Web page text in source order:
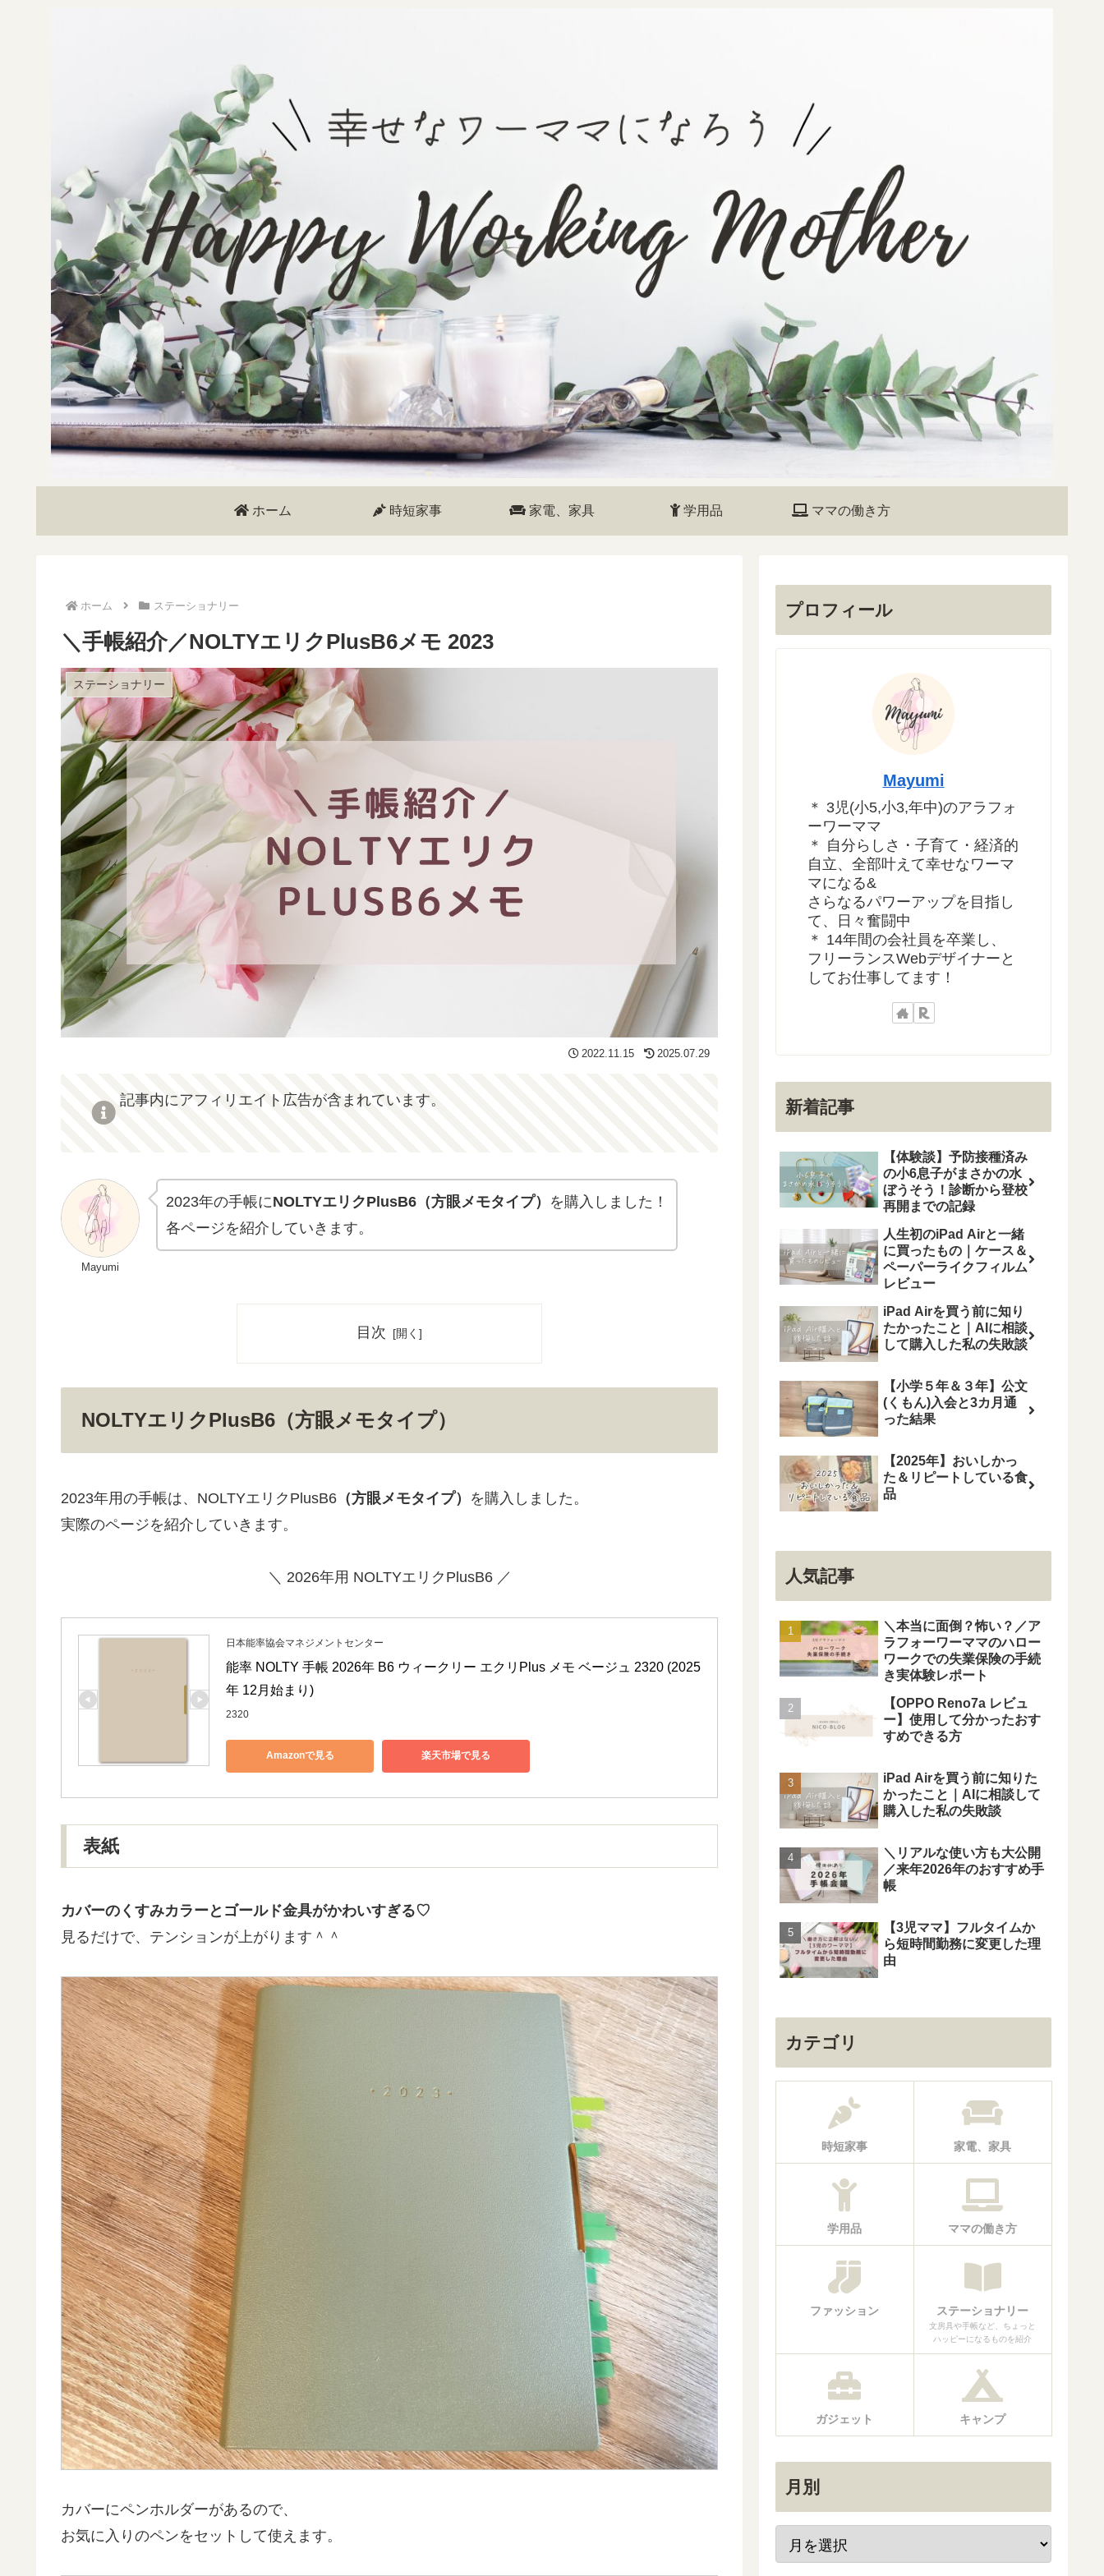
ホーム 時短家事 家電、家具 学用品 ママの働き方
ホーム ステーショナリー
＼手帳紹介／NOLTYエリクPlusB6メモ 2023
ステーショナリー
2022.11.15 2025.07.29
記事内にアフィリエイト広告が含まれています。
Mayumi
2023年の手帳にNOLTYエリクPlusB6（方眼メモタイプ） を購入しました！
各ページを紹介していきます。
目次
NOLTYエリクPlusB6（方眼メモタイプ）
2023年用の手帳は、NOLTYエリクPlusB6 （方眼メモタイプ） を購入しました。
実際のページを紹介していきます。
＼ 2026年用 NOLTYエリクPlusB6 ／
日本能率協会マネジメントセンター
能率 NOLTY 手帳 2026年 B6 ウィークリー エクリPlus メモ ベージュ 2320 (2025
年 12月始まり)
2320
Amazonで見る 楽天市場で見る
表紙
カバーのくすみカラーとゴールド金具がかわいすぎる♡
見るだけで、テンションが上がります＾＾
カバーにペンホルダーがあるので、
お気に入りのペンをセットして使えます。
プロフィール
Mayumi
＊ 3児(小5,小3,年中)のアラフォ
ーワーママ
＊ 自分らしさ・子育て・経済的
自立、全部叶えて幸せなワーマ
マになる&
さらなるパワーアップを目指し
て、日々奮闘中
＊ 14年間の会社員を卒業し、
フリーランスWebデザイナーと
してお仕事してます！
新着記事
【体験談】予防接種済み
の小6息子がまさかの水
ぼうそう！診断から登校
再開までの記録
人生初のiPad Airと一緒
に買ったもの｜ケース＆
ペーパーライクフィルム
レビュー
iPad Airを買う前に知り
たかったこと｜AIに相談
して購入した私の失敗談
【小学５年＆３年】公文
(くもん)入会と3カ月通
った結果
【2025年】おいしかっ
た＆リピートしている食
品
人気記事
＼本当に面倒？怖い？／ア
ラフォーワーママのハロー
ワークでの失業保険の手続
き実体験レポート
【OPPO Reno7a レビュ
ー】使用して分かったおす
すめできる方
iPad Airを買う前に知りた
かったこと｜AIに相談して
購入した私の失敗談
＼リアルな使い方も大公開
／来年2026年のおすすめ手
帳
【3児ママ】フルタイムか
ら短時間勤務に変更した理
由
カテゴリ
時短家事 家電、家具
学用品 ママの働き方
ファッション ステーショナリー
文房具や手帳など、ちょっと
ハッピーになるものを紹介
ガジェット キャンプ
月別